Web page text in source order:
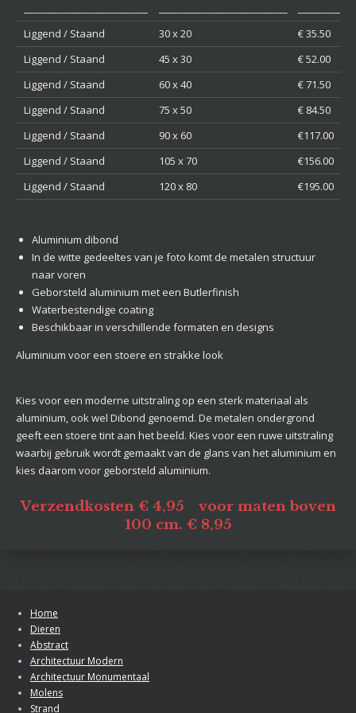
Liggend / Staand
30 x 20
€ 35.50
Liggend / Staand
45 x 30
€ 52.00
Liggend / Staand
60 x 40
€ 71.50
Liggend / Staand
75 x 50
€ 84.50
Liggend / Staand
90 x 60
€117.00
Liggend / Staand
105 x 70
€156.00
Liggend / Staand
120 x 80 €195.00
Aluminium dibond
In de witte gedeeltes van je foto komt de metalen structuur
naar voren
Geborsteld aluminium met een Butlerfinish
Waterbestendige coating
Beschikbaar in verschillende formaten en designs
Aluminium voor een stoere en strakke look
Kies voor een moderne uitstraling op een sterk materiaal als
aluminium, ook wel Dibond genoemd. De metalen ondergrond
geeft een stoere tint aan het beeld. Kies voor een ruwe uitstraling
waarbij gebruik wordt gemaakt van de glans van het aluminium en
kies daarom voor geborsteld aluminium.
Verzendkosten € 4,95 voor maten boven
100 cm. € 8,95
Home
Dieren
Abstract
Architectuur Modern
Architectuur Monumentaal
Molens
Strand